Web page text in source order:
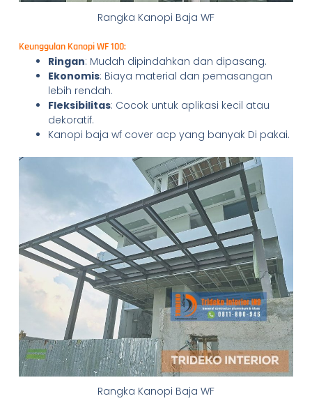
Rangka Kanopi Baja WF
Keunggulan Kanopi WF 100:
Ringan: Mudah dipindahkan dan dipasang.
Ekonomis: Biaya material dan pemasangan
lebih rendah.
Fleksibilitas: Cocok untuk aplikasi kecil atau
dekoratif.
Kanopi baja wf cover acp yang banyak Di pakai.
Rangka Kanopi Baja WF